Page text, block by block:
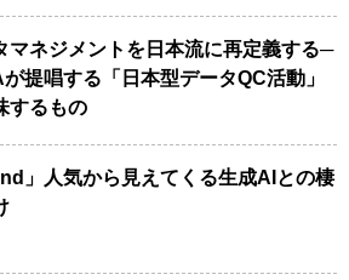
マネジメントを日本流に再定義する─
提唱する「日本型データQC活動」
するもの
」人気から見えてくる生成AIとの棲